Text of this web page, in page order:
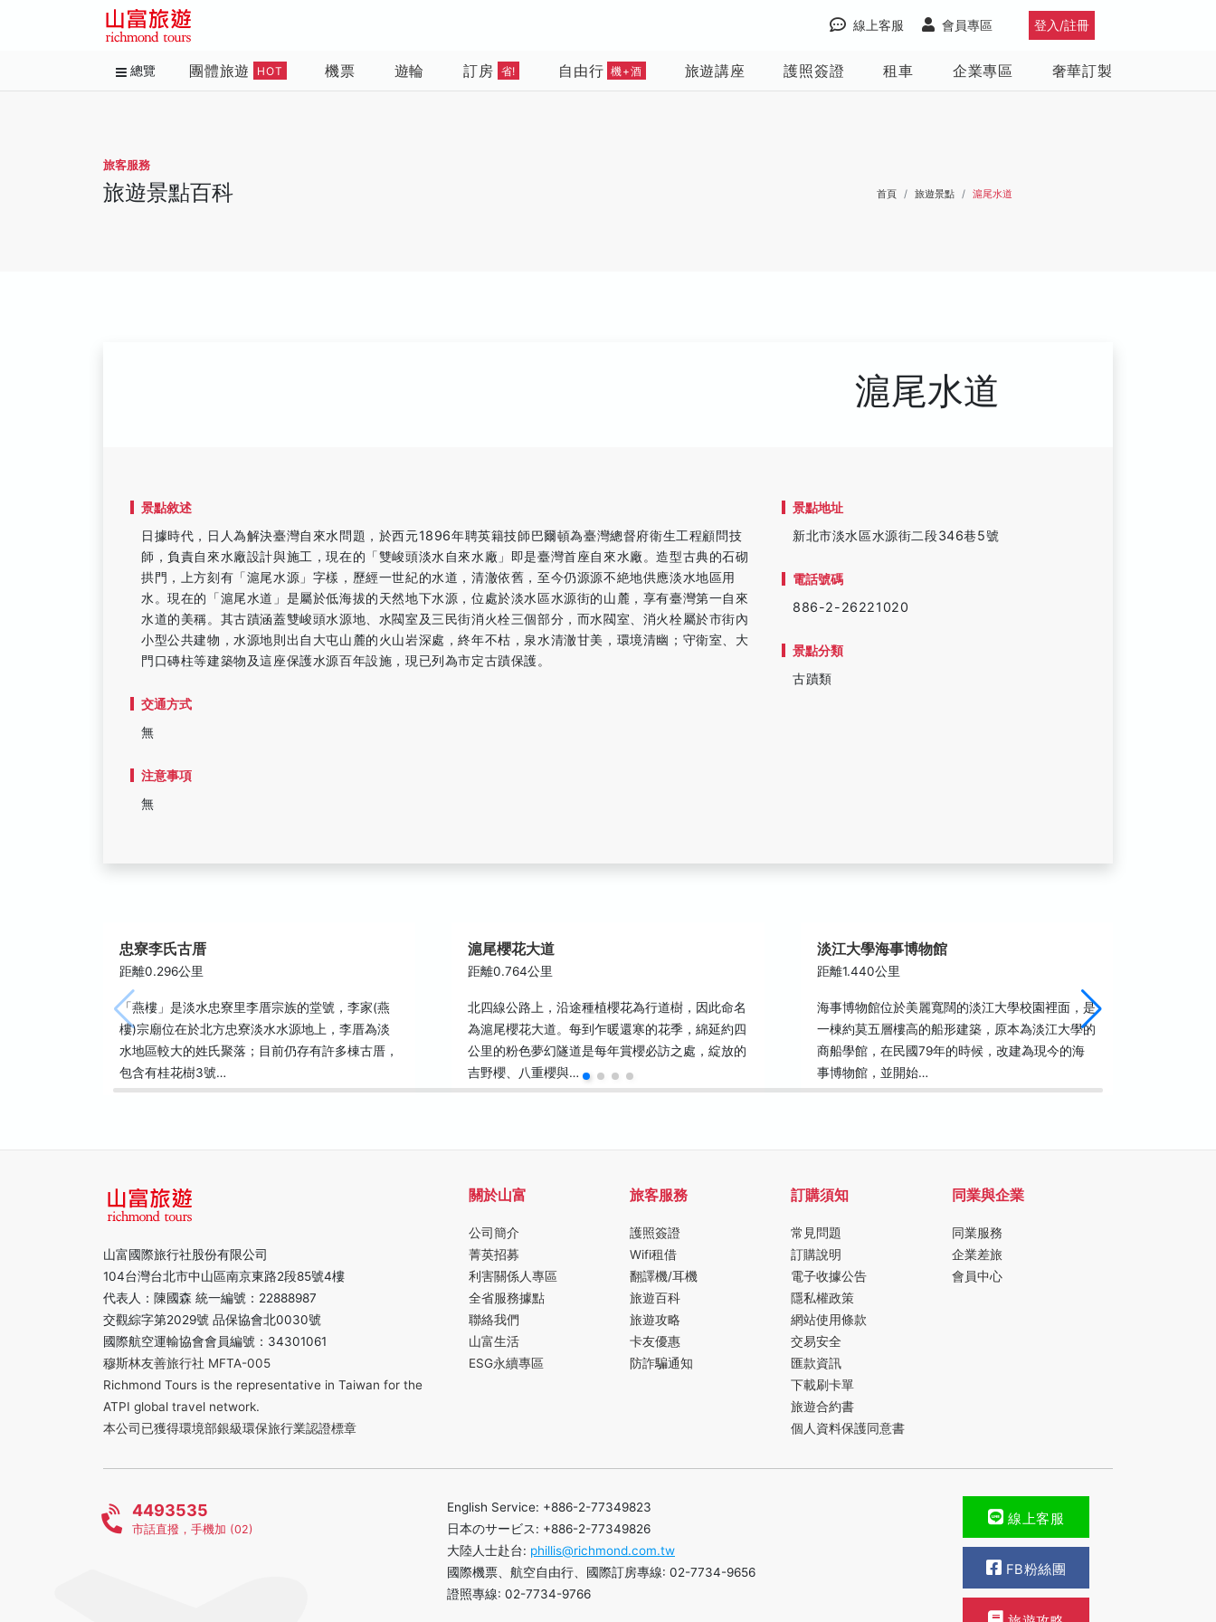
登入/註冊
會員專區
線上客服
總覽 團體旅遊 HOT 機票 遊輪 訂房 省! 自由行 機+酒 旅遊講座 護照簽證 租車 企業專區 奢華訂製
旅客服務
旅遊景點百科 首頁 旅遊景點 滬尾水道
滬尾水道
景點敘述
日據時代，日人為解決臺灣自來水問題，於西元1896年聘英籍技師巴爾頓為臺灣總督府衛生工程顧問技
師，負責自來水廠設計與施工，現在的「雙峻頭淡水自來水廠」即是臺灣首座自來水廠。造型古典的石砌
拱門，上方刻有「滬尾水源」字樣，歷經一世紀的水道，清澈依舊，至今仍源源不絶地供應淡水地區用
水。現在的「滬尾水道」是屬於低海拔的天然地下水源，位處於淡水區水源街的山麓，享有臺灣第一自來
水道的美稱。其古蹟涵蓋雙峻頭水源地、水閥室及三民街消火栓三個部分，而水閥室、消火栓屬於市街內
小型公共建物，水源地則出自大屯山麓的火山岩深處，終年不枯，泉水清澈甘美，環境清幽；守衛室、大
門口磚柱等建築物及這座保護水源百年設施，現已列為市定古蹟保護。
交通方式
無
注意事項
無
景點地址
新北市淡水區水源街二段346巷5號
電話號碼
886-2-26221020
景點分類
古蹟類
忠寮李氏古厝
距離0.296公里
「燕樓」是淡水忠寮里李厝宗族的堂號，李家(燕
樓)宗廟位在於北方忠寮淡水水源地上，李厝為淡
水地區較大的姓氏聚落；目前仍存有許多棟古厝，
包含有桂花樹3號…
滬尾櫻花大道
距離0.764公里
北四線公路上，沿途種植櫻花為行道樹，因此命名
為滬尾櫻花大道。每到乍暖還寒的花季，綿延約四
公里的粉色夢幻隧道是每年賞櫻必訪之處，綻放的
吉野櫻、八重櫻與…
淡江大學海事博物館
距離1.440公里
海事博物館位於美麗寬闊的淡江大學校園裡面，是
一棟約莫五層樓高的船形建築，原本為淡江大學的
商船學館，在民國79年的時候，改建為現今的海
事博物館，並開始…
山富國際旅行社股份有限公司
104台灣台北市中山區南京東路2段85號4樓
代表人：陳國森 統一編號：22888987
交觀綜字第2029號 品保協會北0030號
國際航空運輸協會會員編號：34301061
穆斯林友善旅行社 MFTA-005
Richmond Tours is the representative in Taiwan for the
ATPI global travel network.
本公司已獲得環境部銀級環保旅行業認證標章
關於山富
公司簡介
菁英招募
利害關係人專區
全省服務據點
聯絡我們
山富生活
ESG永續專區
旅客服務
護照簽證
Wifi租借
翻譯機/耳機
旅遊百科
旅遊攻略
卡友優惠
防詐騙通知
訂購須知
常見問題
訂購說明
電子收據公告
隱私權政策
網站使用條款
交易安全
匯款資訊
下載刷卡單
旅遊合約書
個人資料保護同意書
同業與企業
同業服務
企業差旅
會員中心
4493535
市話直撥，手機加 (02)
English Service: +886-2-77349823
日本のサービス: +886-2-77349826
大陸人士赴台: phillis@richmond.com.tw
國際機票、航空自由行、國際訂房專線: 02-7734-9656
證照專線: 02-7734-9766
線上客服
FB粉絲團